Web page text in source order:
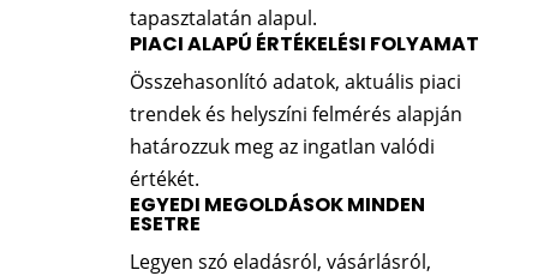
tapasztalatán alapul.
PIACI ALAPÚ ÉRTÉKELÉSI FOLYAMAT
Összehasonlító adatok, aktuális piaci
trendek és helyszíni felmérés alapján
határozzuk meg az ingatlan valódi
értékét.
EGYEDI MEGOLDÁSOK MINDEN
ESETRE
Legyen szó eladásról, vásárlásról,